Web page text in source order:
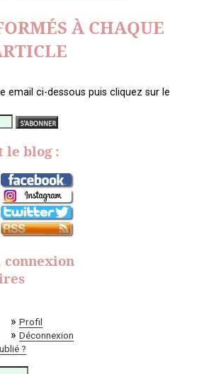
À CHAQUE
email ci-dessous puis cliquez sur le
le blog :
connexion
» Profil
» Déconnexion
?